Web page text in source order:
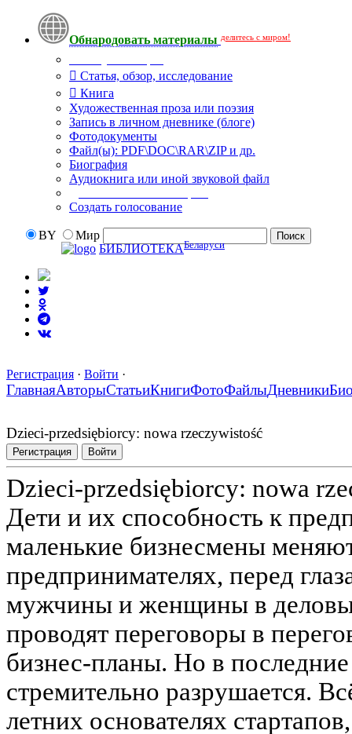
Обнародовать материалы делитесь с миром!
Статья, обзор, исследование
Книга
Художественная проза или поэзия
Запись в личном дневнике (блоге)
Фотодокументы
Файл(ы): PDF\DOC\RAR\ZIP и др.
Биография
Аудиокнига или иной звуковой файл
Создать голосование
BY
Мир
БИБЛИОТЕКАБеларуси
Регистрация · Войти ·
ГлавнаяАвторыСтатьиКнигиФотоФайлыДневники
Dzieci-przedsiębiorcy: nowa rzeczywistość
Регистрация Войти
Dzieci-przedsiębiorcy: nowa
Дети и их способность к
маленькие бизнесмены
предпринимателях, перед
мужчины и женщины в
проводят переговоры в
бизнес-планы. Но в последние
стремительно разрушается.
летних основателях